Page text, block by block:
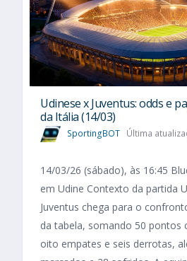
Udinese x Juventus: odds e
da Itália (14/03)
SportingBOT Última
14/03/26 (sábado), às 16:45
em Udine Contexto da partida
Juventus chega para o
da tabela, somando 50 pontos
oito empates e seis derrotas,